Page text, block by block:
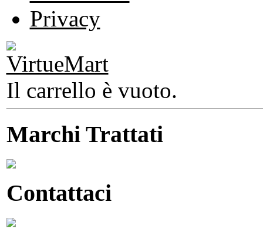
Privacy
Il carrello è vuoto.
Marchi Trattati
Contattaci